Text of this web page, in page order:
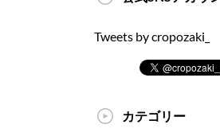
Tweets by cropozaki_
カテゴリー